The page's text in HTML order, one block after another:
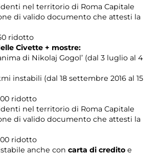
nel territorio di Roma Capitale
di valido documento che attesti la
ridotto
Civette + mostre:
di Nikolaj Gogol’ (dal 3 luglio al 4
instabili (dal 18 settembre 2016 al 15
ridotto
nel territorio di Roma Capitale
di valido documento che attesti la
ridotto
anche con carta di credito e